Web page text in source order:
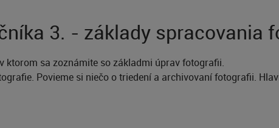
3. - základy spracovania
ktorom sa zoznámite so základmi úprav fotografii.
Povieme si niečo o triedení a archivovaní fotografii.